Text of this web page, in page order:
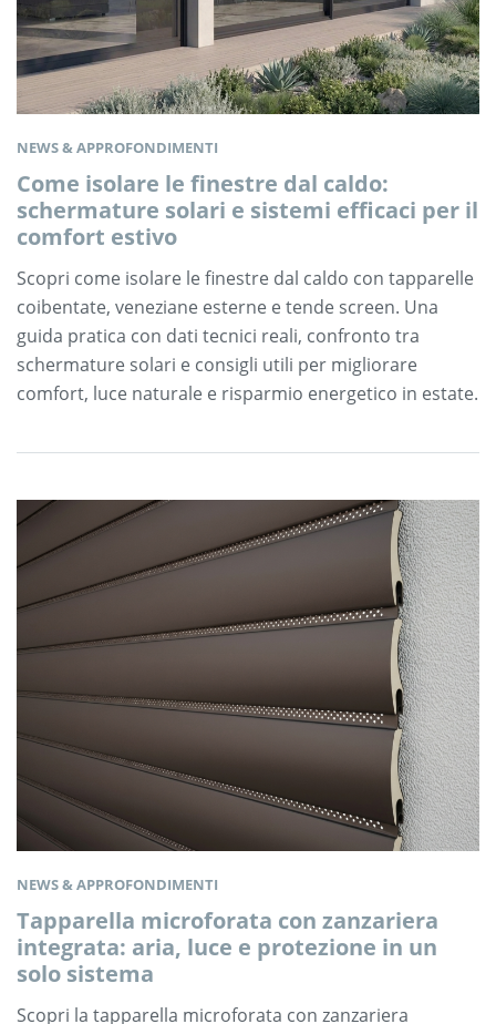
NEWS & APPROFONDIMENTI
Come isolare le finestre dal caldo:
schermature solari e sistemi efficaci per il
comfort estivo
Scopri come isolare le finestre dal caldo con tapparelle
coibentate, veneziane esterne e tende screen. Una
guida pratica con dati tecnici reali, confronto tra
schermature solari e consigli utili per migliorare
comfort, luce naturale e risparmio energetico in estate.
NEWS & APPROFONDIMENTI
Tapparella microforata con zanzariera
integrata: aria, luce e protezione in un
solo sistema
Scopri la tapparella microforata con zanzariera